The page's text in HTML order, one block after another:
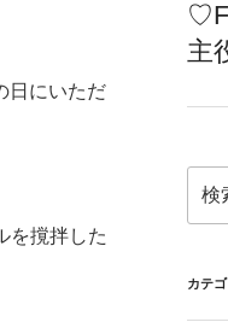
日にいただ
を撹拌した
主
索:
カテ